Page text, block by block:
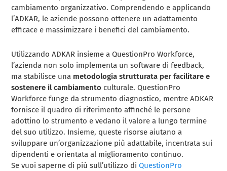
cambiamento organizzativo. Comprendendo e applicando
l’ADKAR, le aziende possono ottenere un adattamento
efficace e massimizzare i benefici del cambiamento.
Utilizzando ADKAR insieme a QuestionPro Workforce,
l’azienda non solo implementa un software di feedback,
ma stabilisce una metodologia strutturata per facilitare e
sostenere il cambiamento culturale. QuestionPro
Workforce funge da strumento diagnostico, mentre ADKAR
fornisce il quadro di riferimento affinché le persone
adottino lo strumento e vedano il valore a lungo termine
del suo utilizzo. Insieme, queste risorse aiutano a
sviluppare un’organizzazione più adattabile, incentrata sui
dipendenti e orientata al miglioramento continuo.
Se vuoi saperne di più sull’utilizzo diQuestionPro